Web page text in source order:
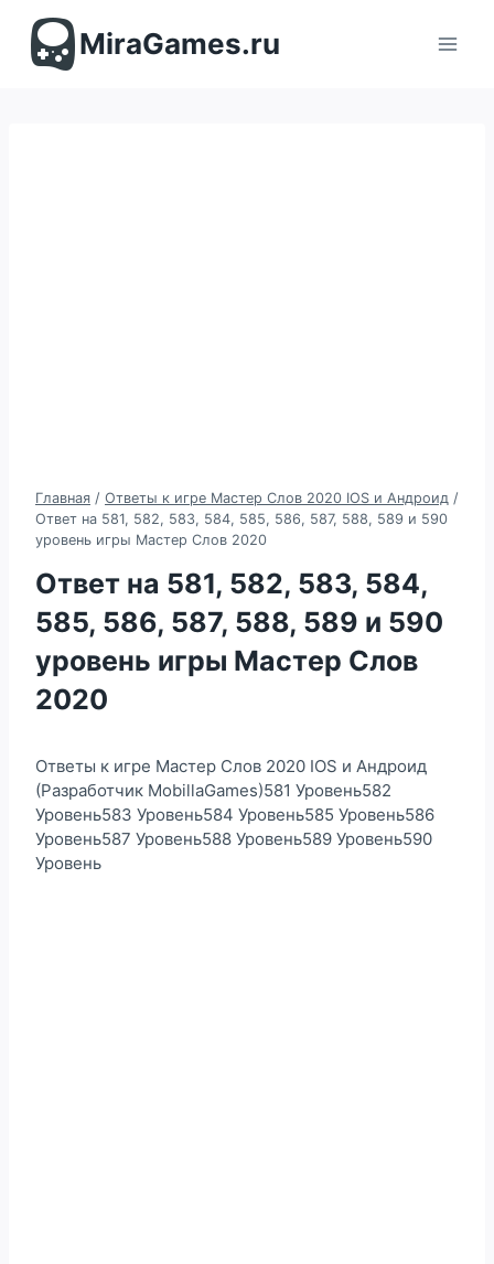
содержимомуMiraGames.ru
Главная / Ответы к игре Мастер Слов 2020 IOS и Андроид /
Ответ на 581, 582, 583, 584, 585, 586, 587, 588, 589 и 590
уровень игры Мастер Слов 2020
Ответ на 581, 582, 583, 584,
585, 586, 587, 588, 589 и 590
уровень игры Мастер Слов
2020
Ответы к игре Мастер Слов 2020 IOS и Андроид
(Разработчик MobillaGames)581 Уровень582
Уровень583 Уровень584 Уровень585 Уровень586
Уровень587 Уровень588 Уровень589 Уровень590
Уровень